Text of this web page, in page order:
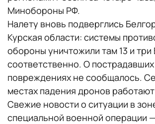
Минобороны РФ.
Налету вновь подверглись
Курская области: системы
обороны уничтожили там 13 и
соответственно. О пострадавших
повреждениях не сообщалось.
местах падения дронов
Свежие новости о ситуации в
специальной военной операции —